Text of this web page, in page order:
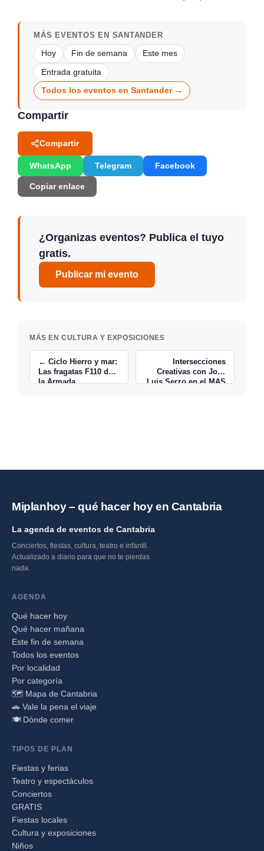
MÁS EVENTOS EN SANTANDER
Hoy Fin de semana Este mes
Entrada gratuita
Todos los eventos en Santander →
Compartir
Compartir
WhatsApp Telegram Facebook
Copiar enlace
¿Organizas eventos? Publica el tuyo
gratis.
Publicar mi evento
MÁS EN CULTURA Y EXPOSICIONES
← Ciclo Hierro y mar:
Las fragatas F110 de
la Armada
Intersecciones
Creativas con José
Luis Serzo en el MAS
Miplanhoy – qué hacer hoy en Cantabria
La agenda de eventos de Cantabria
Conciertos, fiestas, cultura, teatro e infantil.
Actualizado a diario para que no te pierdas
nada.
AGENDA
Qué hacer hoy
Qué hacer mañana
Este fin de semana
Todos los eventos
Por localidad
Por categoría
🗺️ Mapa de Cantabria
🚗 Vale la pena el viaje
🍽️ Dónde comer
TIPOS DE PLAN
Fiestas y ferias
Teatro y espectáculos
Conciertos
GRATIS
Fiestas locales
Cultura y exposiciones
Niños